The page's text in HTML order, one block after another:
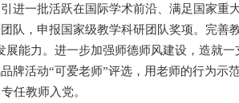
进一批活跃在国际学术前沿、满足国家重
队，申报国家级教学科研团队奖项。完善
能力。进一步加强师德师风建设，造就
牌活动“可爱老师”评选，用老师的行为示
任教师入党。